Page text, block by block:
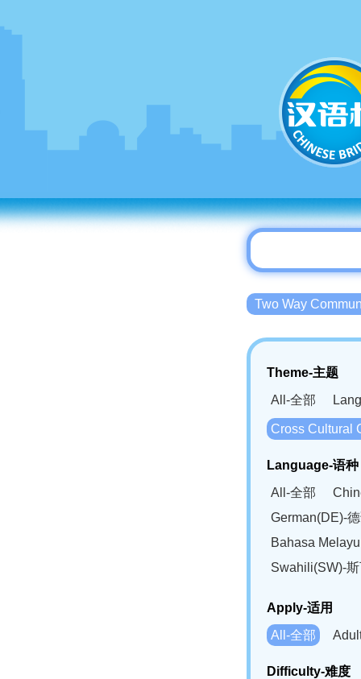
Two Way
Theme-主题
All-全部
Cross Cultural
Language-语种
All-全部
German(DE)-
Bahasa
Swahili(SW)-
Apply-适用
All-全部
Difficulty-难度